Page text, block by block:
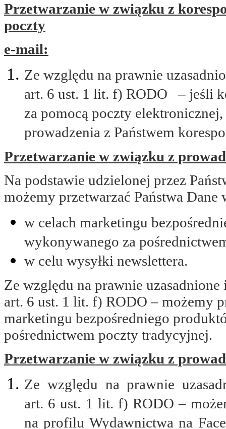
Przetwarzanie w związku z
poczty
e-mail:
Ze względu na prawnie
art. 6 ust. 1 lit. f) RODO – jeśli
za pomocą poczty
prowadzenia z Państwem
Przetwarzanie w związku z
Na podstawie udzielonej przez
możemy przetwarzać Państwa Dane
w celach marketingu
wykonywanego za
w celu wysyłki newslettera.
Ze względu na prawnie
art. 6 ust. 1 lit. f) RODO – możemy
marketingu bezpośredniego
pośrednictwem poczty tradycyjnej.
Przetwarzanie w związku z
Ze względu na prawnie
art. 6 ust. 1 lit. f) RODO –
na profilu Wydawnictwa na